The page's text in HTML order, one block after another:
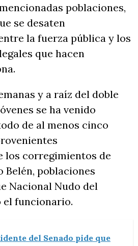
poblaciones,
se desaten
la fuerza pública y los
que hacen
y a raíz del doble
se ha venido
de al menos cinco
los corregimientos de
Belén, poblaciones
Nacional Nudo del
el funcionario.
del Senado pide que